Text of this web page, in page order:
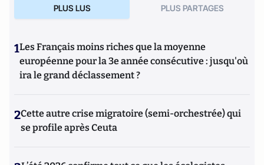
PLUS LUS PLUS PARTAGES
1Les Français moins riches que la moyenne
européenne pour la 3e année consécutive : jusqu'où
ira le grand déclassement ?
2Cette autre crise migratoire (semi-orchestrée) qui
se profile après Ceuta